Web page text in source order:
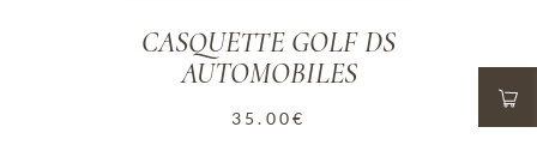
CASQUETTE GOLF DS
AUTOMOBILES
35.00€